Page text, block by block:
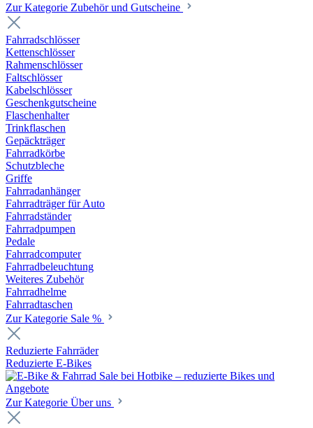
Zur Kategorie Zubehör und Gutscheine
Fahrradschlösser
Kettenschlösser
Rahmenschlösser
Faltschlösser
Kabelschlösser
Geschenkgutscheine
Flaschenhalter
Trinkflaschen
Gepäckträger
Fahrradkörbe
Schutzbleche
Griffe
Fahrradanhänger
Fahrradträger für Auto
Fahrradständer
Fahrradpumpen
Pedale
Fahrradcomputer
Fahrradbeleuchtung
Weiteres Zubehör
Fahrradhelme
Fahrradtaschen
Zur Kategorie Sale %
Reduzierte Fahrräder
Reduzierte E-Bikes
Zur Kategorie Über uns